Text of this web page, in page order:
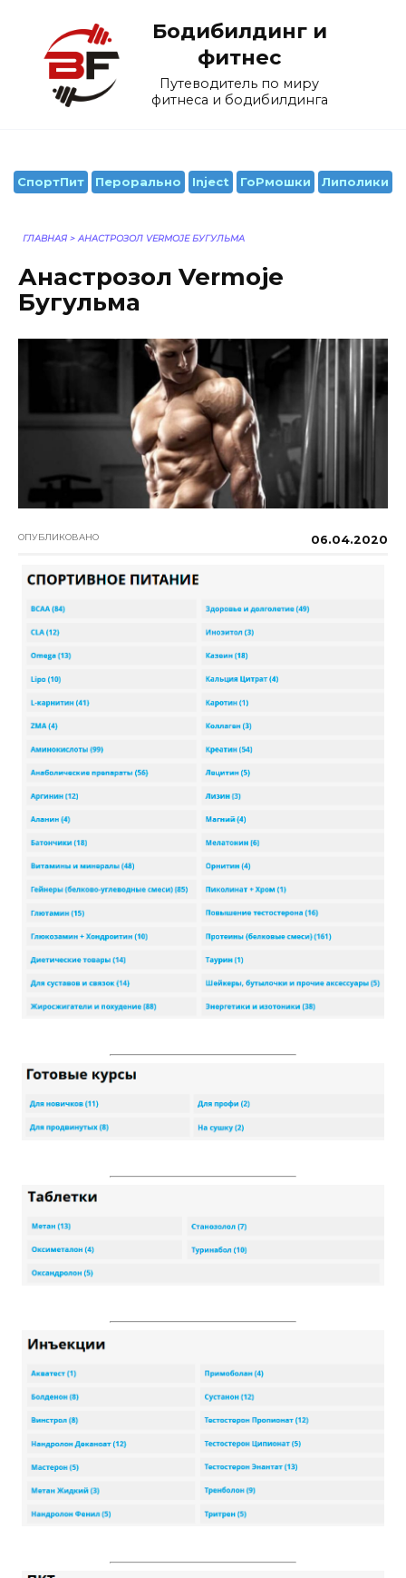
содержанию
Бодибилдинг и
фитнес
Путеводитель по миру
фитнеса и бодибилдинга
СпортПит Перорально Inject ГоРмошки Липолики
ГЛАВНАЯ > АНАСТРОЗОЛ VERMOJE БУГУЛЬМА
Анастрозол Vermoje
Бугульма
ОПУБЛИКОВАНО 06.04.2020